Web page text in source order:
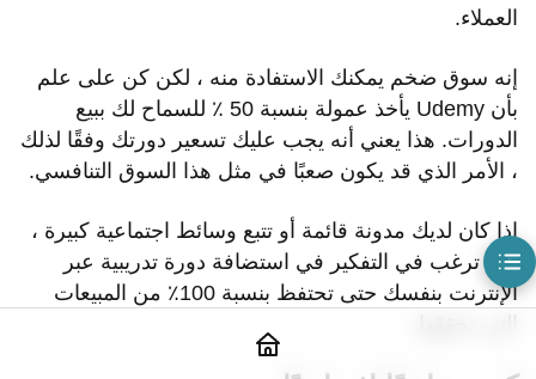
العملاء.
إنه سوق ضخم يمكنك الاستفادة منه ، لكن كن على علم
بأن Udemy يأخذ عمولة بنسبة 50 ٪ للسماح لك ببيع
الدورات. هذا يعني أنه يجب عليك تسعير دورتك وفقًا لذلك
، الأمر الذي قد يكون صعبًا في مثل هذا السوق التنافسي.
إذا كان لديك مدونة قائمة أو تتبع وسائط اجتماعية كبيرة ،
فقد ترغب في التفكير في استضافة دورة تدريبية عبر
الإنترنت بنفسك حتى تحتفظ بنسبة 100٪ من المبيعات
اختبار المنتجات للمحلات التجارية عبر الإنترنت
إعادة بيع موقع الاستضافة
بيع وشراء المواقع الإلكترونية والمجالات
ترجمة المحتوى للآخرين